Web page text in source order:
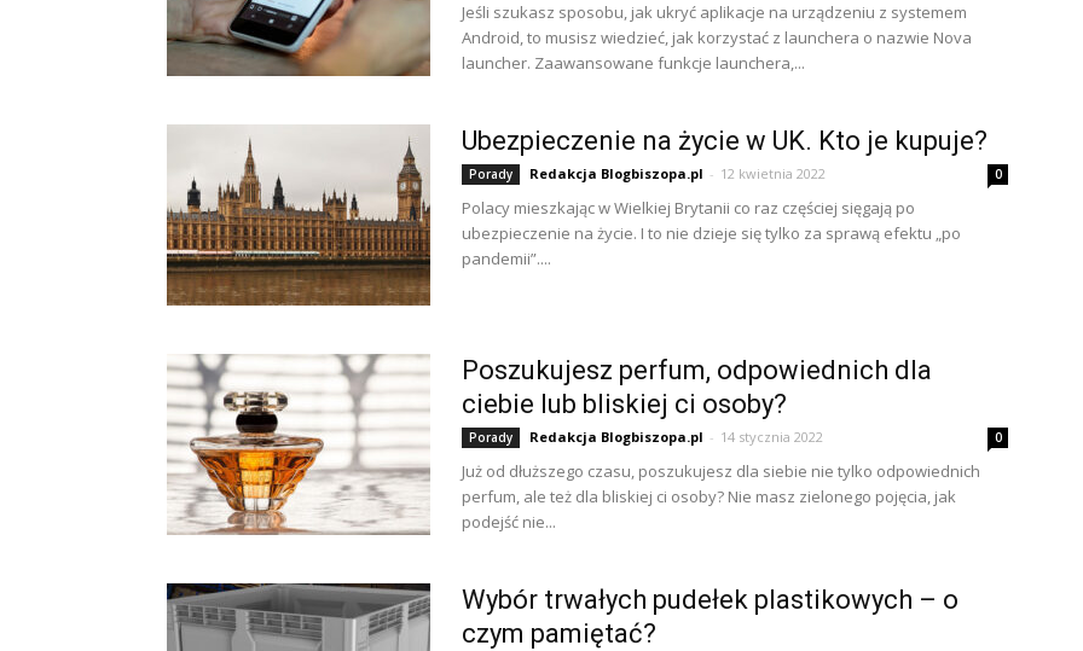
Jeśli szukasz sposobu, jak ukryć aplikacje na urządzeniu z systemem
Android, to musisz wiedzieć, jak korzystać z launchera o nazwie Nova
launcher. Zaawansowane funkcje launchera,...
Ubezpieczenie na życie w UK. Kto je kupuje?
Porady Redakcja Blogbiszopa.pl - 12 kwietnia 2022 0
Polacy mieszkając w Wielkiej Brytanii co raz częściej sięgają po
ubezpieczenie na życie. I to nie dzieje się tylko za sprawą efektu „po
pandemii”....
Poszukujesz perfum, odpowiednich dla
ciebie lub bliskiej ci osoby?
Porady Redakcja Blogbiszopa.pl - 14 stycznia 2022 0
Już od dłuższego czasu, poszukujesz dla siebie nie tylko odpowiednich
perfum, ale też dla bliskiej ci osoby? Nie masz zielonego pojęcia, jak
podejść nie...
Wybór trwałych pudełek plastikowych – o
czym pamiętać?